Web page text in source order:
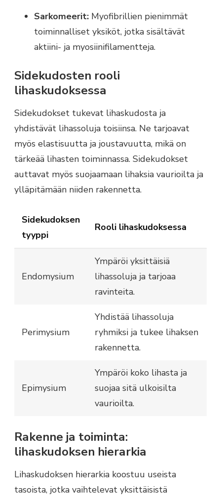
Sarkomeerit: Myofibrillien pienimmät
toiminnalliset yksiköt, jotka sisältävät
aktiini- ja myosiinifilamentteja.
Sidekudosten rooli
lihaskudoksessa
Sidekudokset tukevat lihaskudosta ja
yhdistävät lihassoluja toisiinsa. Ne tarjoavat
myös elastisuutta ja joustavuutta, mikä on
tärkeää lihasten toiminnassa. Sidekudokset
auttavat myös suojaamaan lihaksia vaurioilta ja
ylläpitämään niiden rakennetta.
Sidekudoksen
tyyppi
Rooli lihaskudoksessa
Endomysium
Ympäröi yksittäisiä
lihassoluja ja tarjoaa
ravinteita.
Perimysium
Yhdistää lihassoluja
ryhmiksi ja tukee lihaksen
rakennetta.
Epimysium
Ympäröi koko lihasta ja
suojaa sitä ulkoisilta
vaurioilta.
Rakenne ja toiminta:
lihaskudoksen hierarkia
Lihaskudoksen hierarkia koostuu useista
tasoista, jotka vaihtelevat yksittäisistä